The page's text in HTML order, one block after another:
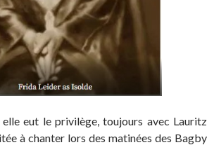
eut le privilège, toujours avec Lauritz
à chanter lors des matinées des Bagby